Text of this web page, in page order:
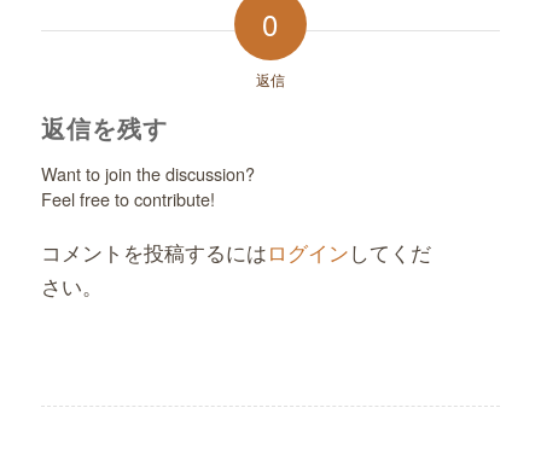
0
返信
返信を残す
Want to join the discussion?
Feel free to contribute!
コメントを投稿するにはログインしてくだ
さい。